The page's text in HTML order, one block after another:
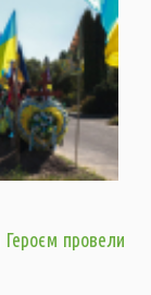
Героєм провели